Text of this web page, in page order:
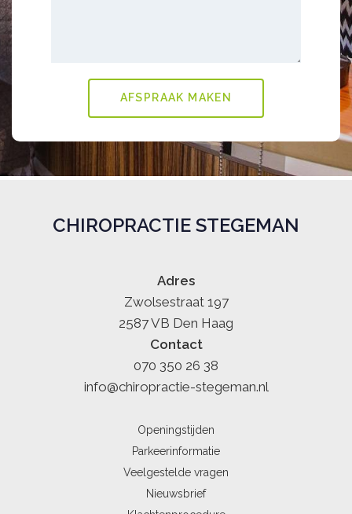
CHIROPRACTIE STEGEMAN
Adres
Zwolsestraat 197
2587 VB Den Haag
Contact
070 350 26 38
info@chiropractie-stegeman.nl
Openingstijden
Parkeerinformatie
Veelgestelde vragen
Nieuwsbrief